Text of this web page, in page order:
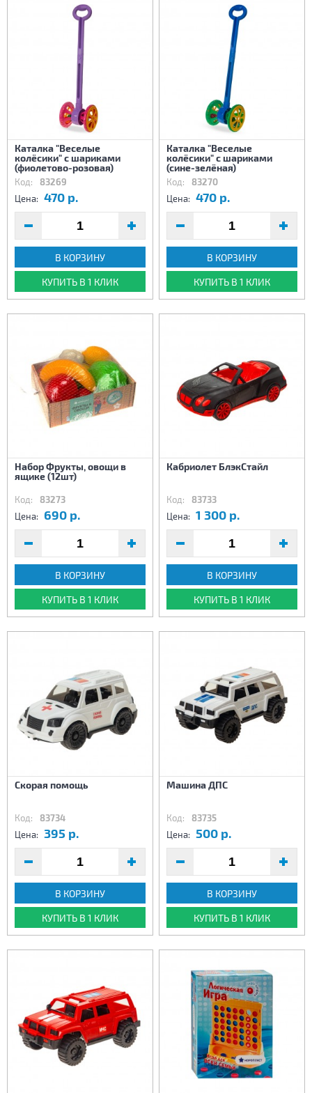
Каталка "Веселые
колёсики" с шариками
(фиолетово-розовая)
Код: 83269
Цена: 470 р.
В КОРЗИНУ
КУПИТЬ В 1 КЛИК
Каталка "Веселые
колёсики" с шариками
(сине-зелёная)
Код: 83270
Цена: 470 р.
В КОРЗИНУ
КУПИТЬ В 1 КЛИК
Набор Фрукты, овощи в
ящике (12шт)
Код: 83273
Цена: 690 р.
В КОРЗИНУ
КУПИТЬ В 1 КЛИК
Кабриолет БлэкСтайл
Код: 83733
Цена: 1 300 р.
В КОРЗИНУ
КУПИТЬ В 1 КЛИК
Скорая помощь
Код: 83734
Цена: 395 р.
В КОРЗИНУ
КУПИТЬ В 1 КЛИК
Машина ДПС
Код: 83735
Цена: 500 р.
В КОРЗИНУ
КУПИТЬ В 1 КЛИК